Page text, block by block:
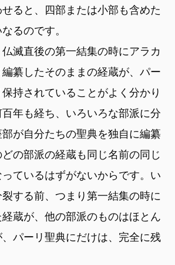
ると、四部または小部も含めた
るのです。
滅直後の第一結集の時にアラカ
纂したそのままの経蔵が、パー
持されていることがよく分かり
年も経ち、いろいろな部派に分
が自分たちの聖典を独自に編纂
の部派の経蔵も同じ名前の同じ
ているはずがないからです。い
する前、つまり第一結集の時に
蔵が、他の部派のものはほとん
パーリ聖典にだけは、完全に残